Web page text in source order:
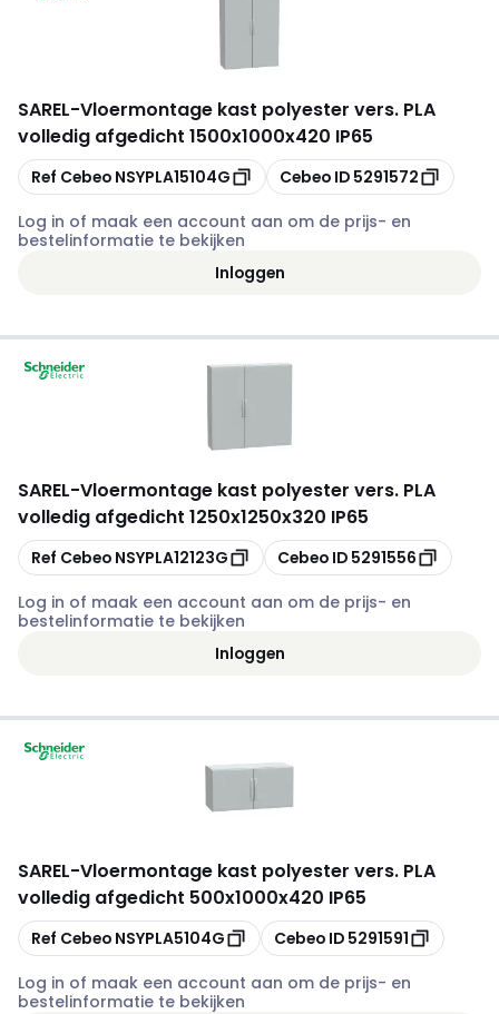
SAREL-Vloermontage kast polyester vers. PLA
volledig afgedicht 1500x1000x420 IP65
Kopiëren
Ref Cebeo NSYPLA15104G Kopiëren
Cebeo ID 5291572
Log in of maak een account aan om de prijs- en
bestelinformatie te bekijken
Inloggen
SAREL-Vloermontage kast polyester vers. PLA
volledig afgedicht 1250x1250x320 IP65
Kopiëren
Ref Cebeo NSYPLA12123G Kopiëren
Cebeo ID 5291556
Log in of maak een account aan om de prijs- en
bestelinformatie te bekijken
Inloggen
SAREL-Vloermontage kast polyester vers. PLA
volledig afgedicht 500x1000x420 IP65
Kopiëren
Ref Cebeo NSYPLA5104G Kopiëren
Cebeo ID 5291591
Log in of maak een account aan om de prijs- en
bestelinformatie te bekijken